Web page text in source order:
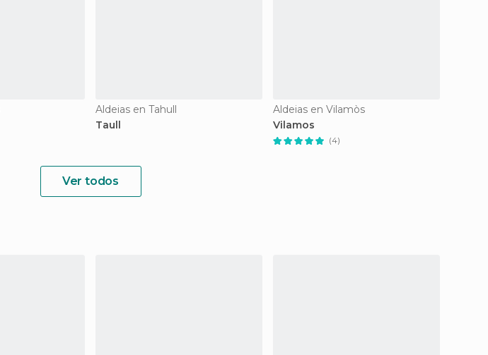
Aldeias en Tahull
Taull
Aldeias en Vilamòs
Vilamos
(4)
Ver todos